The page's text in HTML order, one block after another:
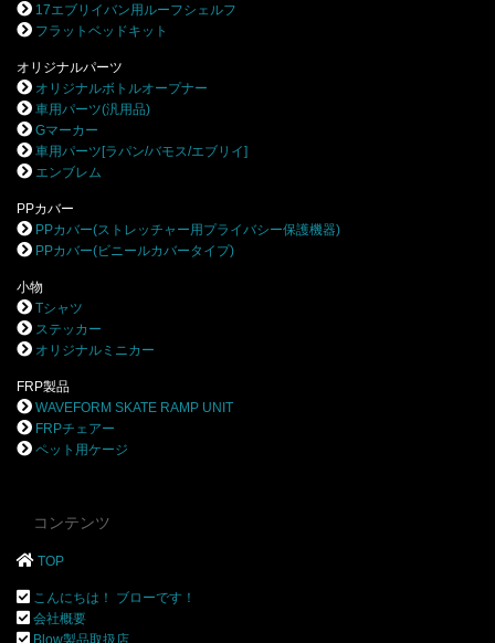
17エブリイバン用ルーフシェルフ
フラットベッドキット
オリジナルパーツ
オリジナルボトルオープナー
車用パーツ(汎用品)
Gマーカー
車用パーツ[ラパン/バモス/エブリイ]
エンブレム
PPカバー
PPカバー(ストレッチャー用プライバシー保護機器)
PPカバー(ビニールカバータイプ)
小物
Tシャツ
ステッカー
オリジナルミニカー
FRP製品
WAVEFORM SKATE RAMP UNIT
FRPチェアー
ペット用ケージ
コンテンツ
TOP
こんにちは！ ブローです！
会社概要
Blow製品取扱店